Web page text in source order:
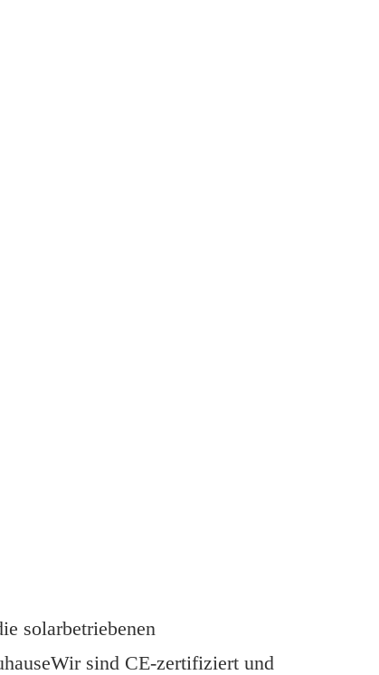
solarbetriebenen
sind CE-zertifiziert und